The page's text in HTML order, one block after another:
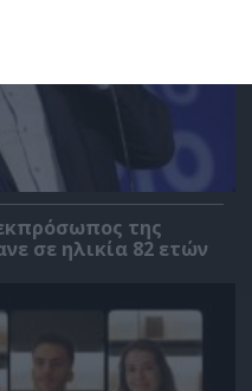
της
σε ηλικία 82 ετών